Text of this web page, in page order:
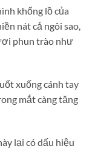
khổng lồ của
nát cả ngôi sao,
phun trào như
xuống cánh tay
mắt càng tăng
lại có dấu hiệu